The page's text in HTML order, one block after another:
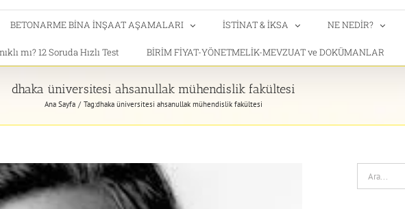
BETONARME BİNA İNŞAAT AŞAMALARI İSTİNAT & İKSA NE NEDİR?
mı? 12 Soruda Hızlı Test BİRİM FİYAT-YÖNETMELİK-MEVZUAT ve DOKÜMANLAR
dhaka üniversitesi ahsanullak mühendislik fakültesi
Ana Sayfa Tag:dhaka üniversitesi ahsanullak mühendislik fakültesi
Search
for: